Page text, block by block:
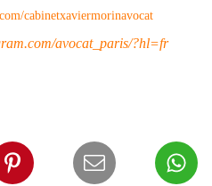
cabinetxaviermorinavocat
avocat_paris/?hl=fr